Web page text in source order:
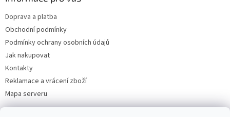
Doprava a platba
Obchodní podmínky
Podmínky ochrany osobních údajů
Jak nakupovat
Kontakty
Reklamace a vrácení zboží
Mapa serveru